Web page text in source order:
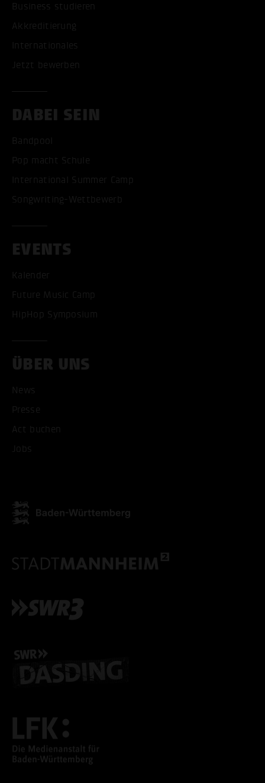
Business studieren
Akkreditierung
Internationales
Jetzt bewerben
DABEI SEIN
Bandpool
Pop macht Schule
International Summer Camp
Songwriting-Wettbewerb
EVENTS
Kalender
Future Music Camp
HipHop Symposium
ÜBER UNS
News
Presse
Act buchen
Jobs